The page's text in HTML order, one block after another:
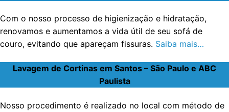
Com o nosso processo de higienização e hidratação,
renovamos e aumentamos a vida útil de seu sofá de
couro, evitando que apareçam fissuras. Saiba mais…
Lavagem de Cortinas em Santos – São Paulo e ABC
Paulista
Nosso procedimento é realizado no local com método de